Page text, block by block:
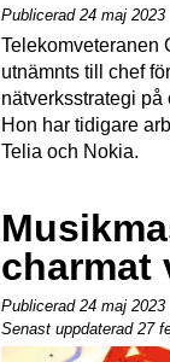
Publicerad 24 maj 2023
Telekomveteranen
utnämnts till chef
nätverksstrategi på
Hon har tidigare
Telia och Nokia.
charmat
Publicerad 24 maj 2023
Senast uppdaterad 27